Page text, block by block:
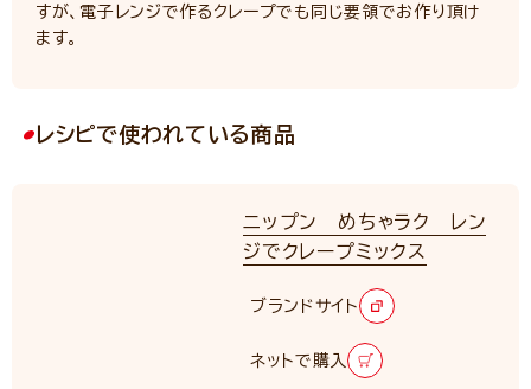
すが、電子レンジで作るクレープでも同じ要領でお作り頂け
ます。
レシピで使われている商品
ニップン めちゃラク レン
ジでクレープミックス
ブランドサイト
ネットで購入